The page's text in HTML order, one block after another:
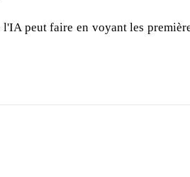
peut faire en voyant les